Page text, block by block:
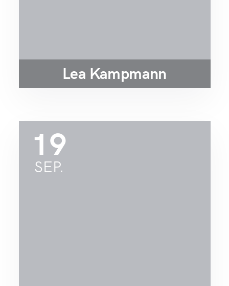
Lea Kampmann
19
SEP.